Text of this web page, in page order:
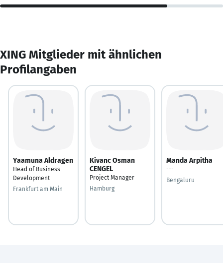
XING Mitglieder mit ähnlichen
Profilangaben
Yaamuna Aldragen
Head of Business
Development
Frankfurt am Main
Kivanc Osman
CENGEL
Project Manager
Hamburg
Manda Arpitha
---
Bengaluru